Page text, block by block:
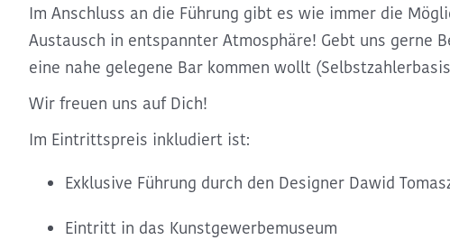
Im Anschluss an die Führung gibt es wie immer die
Austausch in entspannter Atmosphäre! Gebt uns gerne
eine nahe gelegene Bar kommen wollt
Wir freuen uns auf Dich!
Im Eintrittspreis inkludiert ist:
Exklusive Führung durch den Designer Dawid
Eintritt in das Kunstgewerbemuseum